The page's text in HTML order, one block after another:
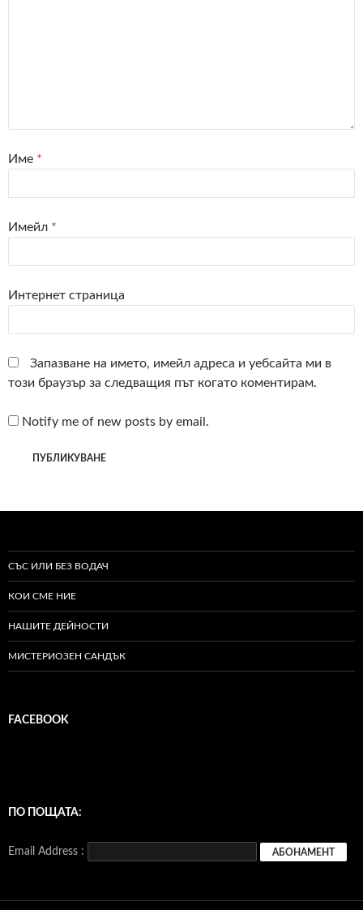
Име *
Имейл *
Интернет страница
Запазване на името, имейл адреса и уебсайта ми в
този браузър за следващия път когато коментирам.
Notify me of new posts by email.
СЪС ИЛИ БЕЗ ВОДАЧ
КОИ СМЕ НИЕ
НАШИТЕ ДЕЙНОСТИ
МИСТЕРИОЗЕН САНДЪК
FACEBOOK
ПО ПОЩАТА:
Email Address :